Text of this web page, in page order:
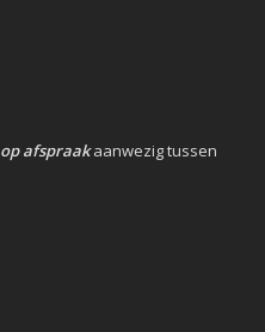
op afspraakaanwezig tussen